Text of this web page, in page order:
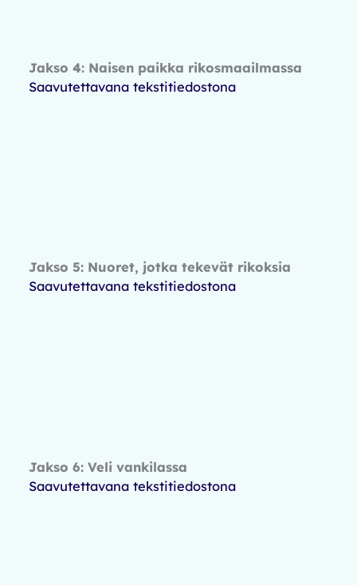
Jakso 4: Naisen paikka rikosmaailmassa
Saavutettavana tekstitiedostona
Jakso 5: Nuoret, jotka tekevät rikoksia
Saavutettavana tekstitiedostona
Jakso 6: Veli vankilassa
Saavutettavana tekstitiedostona